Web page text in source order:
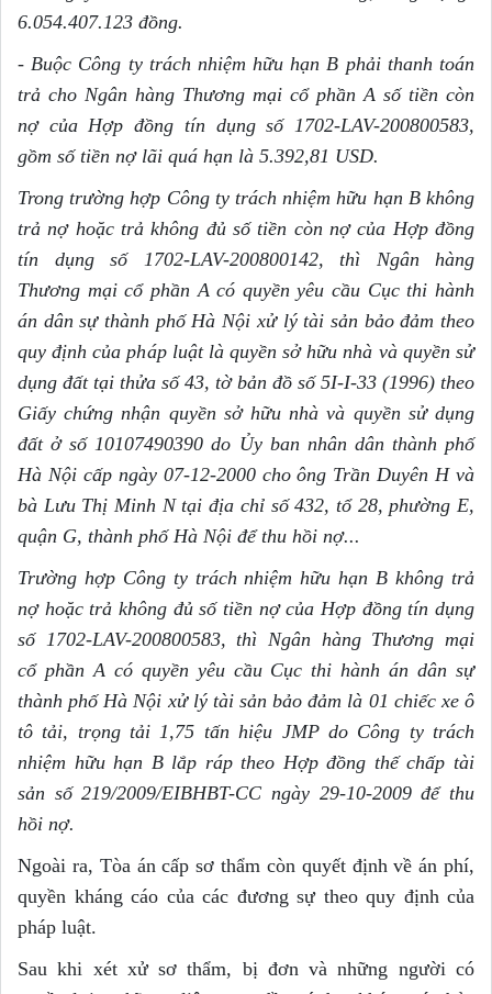
6.054.407.123 đồng.
- Buộc Công ty trách nhiệm hữu hạn B phải thanh toán
trả cho Ngân hàng Thương mại cổphần A sốtiền còn
nợ của Hợp đồng tín dụng số1702-LAV-200800583,
gồm số tiền nợ lãi quá hạn là 5.392,81 USD.
Trong trường hợp Công ty trách nhiệm hữu hạn B không
trả nợ hoặc trả không đủ sốtiền còn nợ của Hợp đồng
tín dụng số1702-LAV-200800142, thì Ngân hàng
Thương mại cổphần A có quyền yêu cầu Cục thi hành
án dân sự thành phố Hà Nội xử lý tài sản bảo đảm theo
quy định của pháp luật là quyền sở hữu nhà và quyền sử
dụng đất tại thửa số43, tờ bản đồ số5I-I-33 (1996) theo
Giấy chứng nhận quyền sở hữu nhà và quyền sử dụng
đất ở số10107490390 do Ủy ban nhân dân thành phố
Hà Nội cấp ngày 07-12-2000 cho ông Trần Duyên H và
bà Lưu Thị Minh N tại địa chỉ số432, tổ 28, phường E,
quận G, thành phố Hà Nội đểthu hồi nợ...
Trường hợp Công ty trách nhiệm hữu hạn B không trả
nợ hoặc trả không đủ sốtiền nợ của Hợp đồng tín dụng
số 1 702-LAV-200800583, thì Ngân hàng Thương mại
cổphần A cóquyền yêu cầu Cục thi hành án dân sự
thành phố Hà Nội xửlý tài sản bảo đảm là 01 chiếc xe ô
tô tải, trọng tải 1,75 tấn hiệu JMP do Công ty trách
nhiệm hữu hạn B lắp ráp theo Hợp đồng thế chấp tài
sản số219/2009/EIBHBT-CC ngày 29-10-2009 để thu
hồi nợ.
Ngoài ra, Tòa án cấp sơ thẩm còn quyết định về án phí,
quyền kháng cáo của các đương sự theo quy định của
pháp luật.
Sau khi xét xử sơ thẩm, bị đơn và những người có